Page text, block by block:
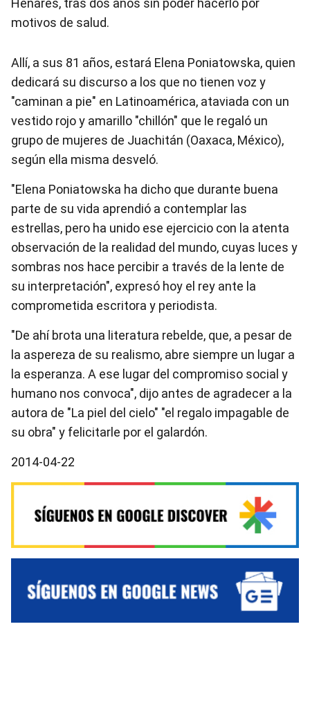
Henares, tras dos años sin poder hacerlo por
motivos de salud.
Allí, a sus 81 años, estará Elena Poniatowska, quien
dedicará su discurso a los que no tienen voz y
"caminan a pie" en Latinoamérica, ataviada con un
vestido rojo y amarillo "chillón" que le regaló un
grupo de mujeres de Juachitán (Oaxaca, México),
según ella misma desveló.
"Elena Poniatowska ha dicho que durante buena
parte de su vida aprendió a contemplar las
estrellas, pero ha unido ese ejercicio con la atenta
observación de la realidad del mundo, cuyas luces y
sombras nos hace percibir a través de la lente de
su interpretación", expresó hoy el rey ante la
comprometida escritora y periodista.
"De ahí brota una literatura rebelde, que, a pesar de
la aspereza de su realismo, abre siempre un lugar a
la esperanza. A ese lugar del compromiso social y
humano nos convoca", dijo antes de agradecer a la
autora de "La piel del cielo" "el regalo impagable de
su obra" y felicitarle por el galardón.
2014-04-22